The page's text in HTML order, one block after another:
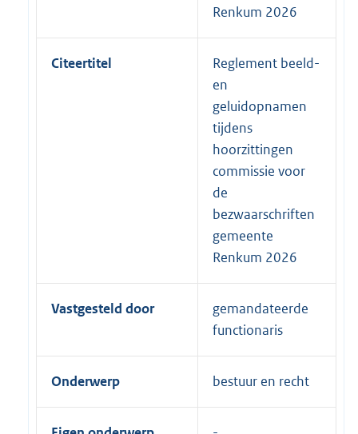
Renkum 2026
Citeertitel
Reglement beeld-
en
geluidopnamen
tijdens
hoorzittingen
commissie voor
de
bezwaarschriften
gemeente
Renkum 2026
Vastgesteld door
gemandateerde
functionaris
Onderwerp bestuur en recht